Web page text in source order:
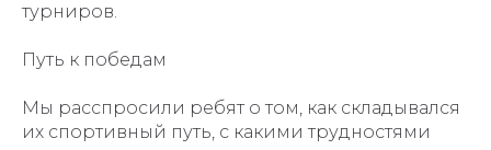
турниров.
Путь к победам
Мы расспросили ребят о том, как складывался
их спортивный путь, с какими трудностями